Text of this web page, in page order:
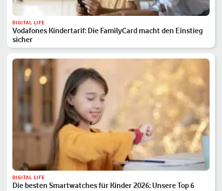
DIGITAL LIFE
Vodafones Kindertarif: Die FamilyCard macht den Einstieg
sicher
DIGITAL LIFE
Die besten Smartwatches für Kinder 2026: Unsere Top 6